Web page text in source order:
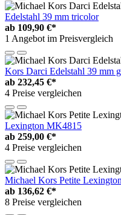
Edelstahl 39 mm tricolor
ab 109,90 €*
1 Angebot im Preisvergleich
Kors Darci Edelstahl 39 mm
ab 232,45 €*
4 Preise vergleichen
Lexington MK4815
ab 259,00 €*
4 Preise vergleichen
Michael Kors Petite
ab 136,62 €*
8 Preise vergleichen